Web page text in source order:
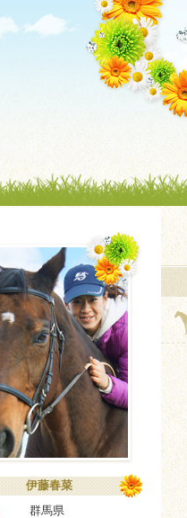
伊藤春菜
群馬県